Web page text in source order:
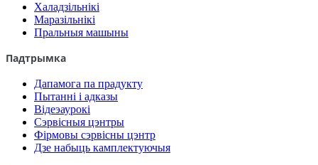
Халадзільнікі
Маразільнікі
Пральныя машыны
Падтрымка
Дапамога па прадукту
Пытанні і адказы
Відеэаурокі
Сэрвісныя цэнтры
Фірмовы сэрвісны цэнтр
Дзе набыць камплектуючыя